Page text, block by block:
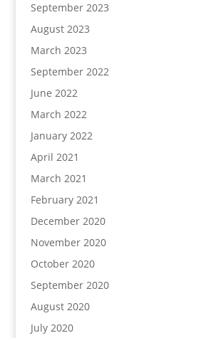
September 2023
August 2023
March 2023
September 2022
June 2022
March 2022
January 2022
April 2021
March 2021
February 2021
December 2020
November 2020
October 2020
September 2020
August 2020
July 2020